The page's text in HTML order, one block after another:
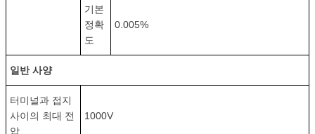
기본
정확
도
0.005%
일반 사양
터미널과 접지
사이의 최대 전
압
1000V